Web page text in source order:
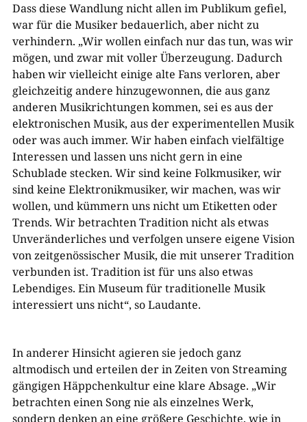
Dass diese Wandlung nicht allen im Publikum gefiel,
war für die Musiker bedauerlich, aber nicht zu
verhindern. „Wir wollen einfach nur das tun, was wir
mögen, und zwar mit voller Überzeugung. Dadurch
haben wir vielleicht einige alte Fans verloren, aber
gleichzeitig andere hinzugewonnen, die aus ganz
anderen Musikrichtungen kommen, sei es aus der
elektronischen Musik, aus der experimentellen Musik
oder was auch immer. Wir haben einfach vielfältige
Interessen und lassen uns nicht gern in eine
Schublade stecken. Wir sind keine Folkmusiker, wir
sind keine Elektronikmusiker, wir machen, was wir
wollen, und kümmern uns nicht um Etiketten oder
Trends. Wir betrachten Tradition nicht als etwas
Unveränderliches und verfolgen unsere eigene Vision
von zeitgenössischer Musik, die mit unserer Tradition
verbunden ist. Tradition ist für uns also etwas
Lebendiges. Ein Museum für traditionelle Musik
interessiert uns nicht“, so Laudante.
In anderer Hinsicht agieren sie jedoch ganz
altmodisch und erteilen der in Zeiten von Streaming
gängigen Häppchenkultur eine klare Absage. „Wir
betrachten einen Song nie als einzelnes Werk,
sondern denken an eine größere Geschichte, wie in